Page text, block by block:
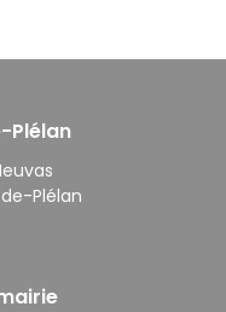
Plélan
Plélan